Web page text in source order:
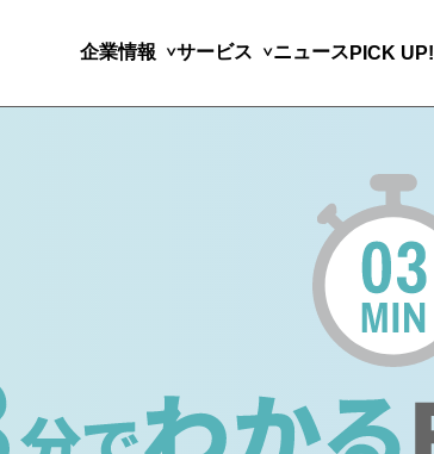
企業情報 サービス ニュース PICK UP!